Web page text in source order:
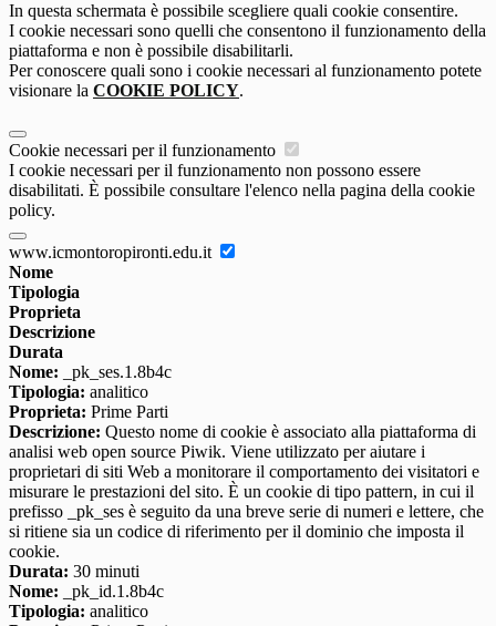
In questa schermata è possibile scegliere quali cookie consentire.
I cookie necessari sono quelli che consentono il funzionamento della
piattaforma e non è possibile disabilitarli.
Per conoscere quali sono i cookie necessari al funzionamento potete
visionare la COOKIE POLICY.
Cookie necessari per il funzionamento
I cookie necessari per il funzionamento non possono essere
disabilitati. È possibile consultare l'elenco nella pagina della cookie
policy.
www.icmontoropironti.edu.it
Nome
Tipologia
Proprieta
Descrizione
Durata
Nome: _pk_ses.1.8b4c
Tipologia: analitico
Proprieta: Prime Parti
Descrizione: Questo nome di cookie è associato alla piattaforma di
analisi web open source Piwik. Viene utilizzato per aiutare i
proprietari di siti Web a monitorare il comportamento dei visitatori e
misurare le prestazioni del sito. È un cookie di tipo pattern, in cui il
prefisso _pk_ses è seguito da una breve serie di numeri e lettere, che
si ritiene sia un codice di riferimento per il dominio che imposta il
cookie.
Durata: 30 minuti
Nome: _pk_id.1.8b4c
Tipologia: analitico